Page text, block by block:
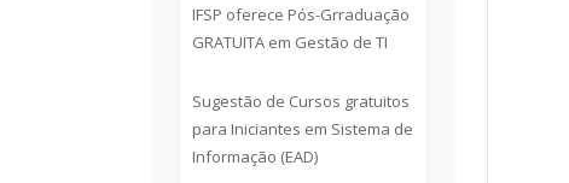
IFSP oferece Pós-Grraduação
GRATUITA em Gestão de TI
Sugestão de Cursos gratuitos
para Iniciantes em Sistema de
Informação (EAD)